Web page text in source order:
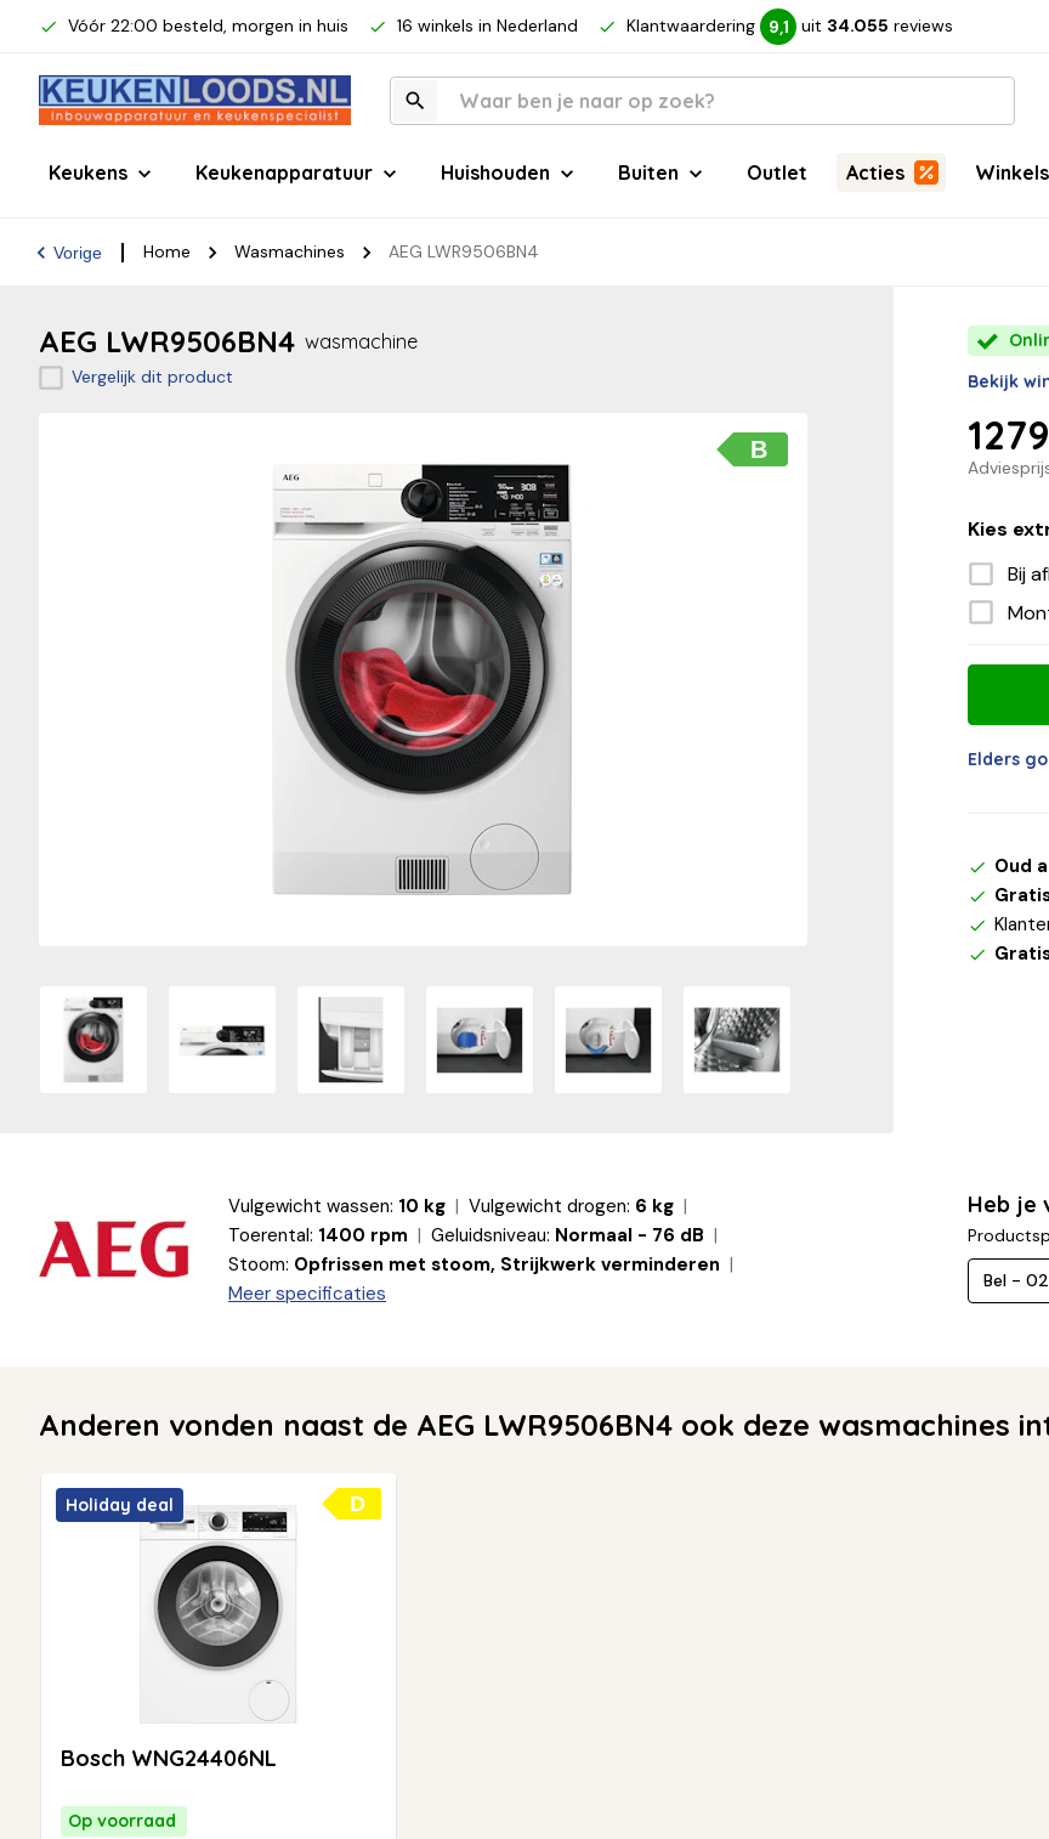
Vóór 22:00 besteld, morgen in huis 16 winkels in Nederland Klantwaardering 9,1 uit 34.055 reviews
Keukens Keukenapparatuur Huishouden Buiten Outlet Acties Winkels
Vorige Home Wasmachines AEG LWR9506BN4
AEG LWR9506BN4 wasmachine
Vergelijk dit product
B
Bekijk
Kies
Bij
Elders
Oud
Vulgewicht wassen: 10 kg Vulgewicht drogen: 6 kg
Toerental: 1400 rpm Geluidsniveau: Normaal - 76 dB
Stoom: Opfrissen met stoom, Strijkwerk verminderen
Meer specificaties
Heb je
Bel -
Anderen vonden naast de AEG LWR9506BN4 ook deze wasmachines
D
Holiday deal
Bosch WNG24406NL
Op voorraad